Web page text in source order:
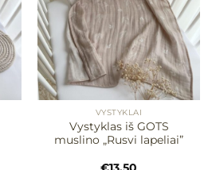
VYSTYKLAI
Vystyklas iš GOTS
muslino „Rusvi lapeliai”